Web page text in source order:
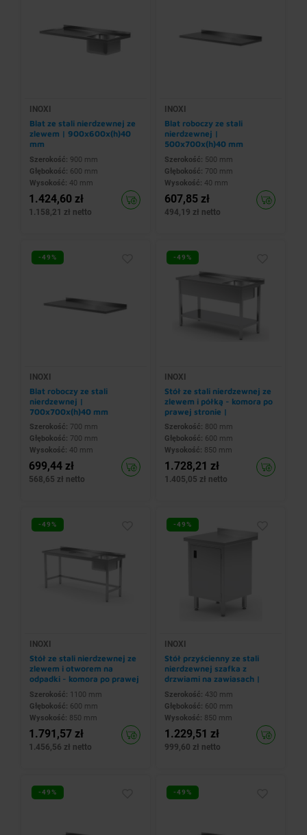
INOXI
Blat ze stali nierdzewnej ze
zlewem | 900x600x(h)40
mm
Szerokość: 900 mm
Głębokość: 600 mm
Wysokość: 40 mm
1.424,60 zł
1.158,21 zł netto
INOXI
Blat roboczy ze stali
nierdzewnej |
500x700x(h)40 mm
Szerokość: 500 mm
Głębokość: 700 mm
Wysokość: 40 mm
607,85 zł
494,19 zł netto
-49%
INOXI
Blat roboczy ze stali
nierdzewnej |
700x700x(h)40 mm
Szerokość: 700 mm
Głębokość: 700 mm
Wysokość: 40 mm
699,44 zł
568,65 zł netto
-49%
INOXI
Stół ze stali nierdzewnej ze
zlewem i półką - komora po
prawej stronie |
800x600x(h)850 mm
Szerokość: 800 mm
Głębokość: 600 mm
Wysokość: 850 mm
1.728,21 zł
1.405,05 zł netto
-49%
INOXI
Stół ze stali nierdzewnej ze
zlewem i otworem na
odpadki - komora po prawej
stronie | 1100x600x(h)850
mm
Szerokość: 1100 mm
Głębokość: 600 mm
Wysokość: 850 mm
1.791,57 zł
1.456,56 zł netto
-49%
INOXI
Stół przyścienny ze stali
nierdzewnej szafka z
drzwiami na zawiasach |
430x600x(h)850 mm
Szerokość: 430 mm
Głębokość: 600 mm
Wysokość: 850 mm
1.229,51 zł
999,60 zł netto
-49% -49%